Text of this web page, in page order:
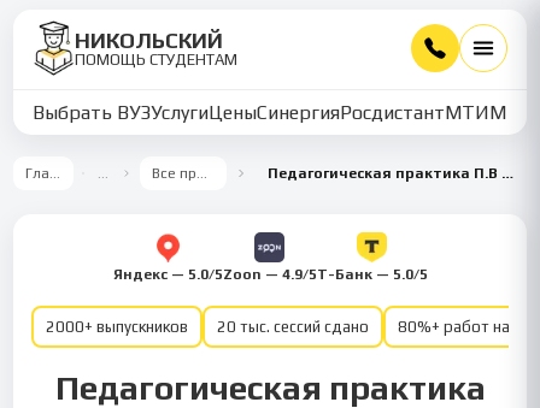
НИКОЛЬСКИЙ
ПОМОЩЬ СТУДЕНТАМ
Выбрать ВУЗУслугиЦеныСинергияРосдистантМТИММУ
Главная … Все предметы Педагогическая практика П.В — Лингвистика
Яндекс — 5.0/5Zoon — 4.9/5Т-Банк — 5.0/5
2000+ выпускников 20 тыс. сессий сдано 80%+ работ на
Педагогическая практика